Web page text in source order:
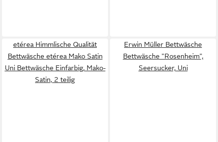
etérea Himmlische Qualität
Bettwäsche etérea Mako Satin
Uni Bettwäsche Einfarbig, Mako-
Satin, 2 teilig
Erwin Müller Bettwäsche
Bettwäsche "Rosenheim",
Seersucker, Uni